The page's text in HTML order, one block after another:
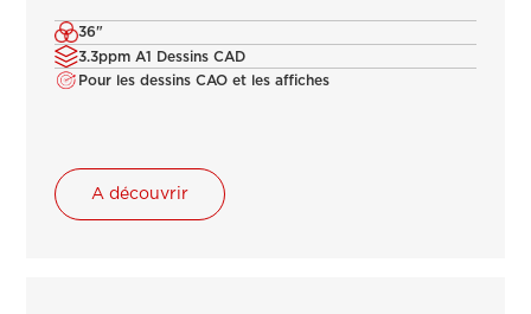
36"
3.3ppm A1 Dessins CAD
Pour les dessins CAO et les affiches
A découvrir